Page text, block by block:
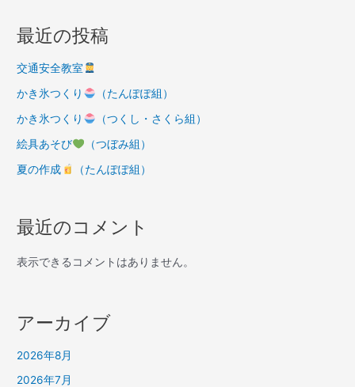
シ
ン
最近の投稿
交通安全教室
かき氷つくり
（たんぽぽ組）
かき氷つくり
（つくし・さくら組）
絵具あそび
（つぼみ組）
夏の作成
（たんぽぽ組）
最近のコメント
表示できるコメントはありません。
アーカイブ
2026年8月
2026年7月